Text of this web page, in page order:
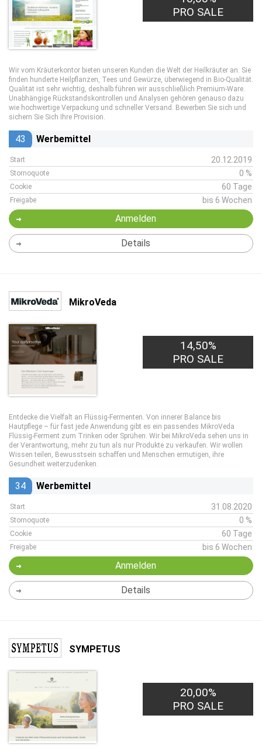
PRO SALE
Wir vom Kräuterkontor bieten unseren Kunden die Welt der Heilkräuter an. Sie
finden hunderte Heilpflanzen, Tees und Gewürze, überwiegend in Bio-Qualität.
Qualität ist sehr wichtig, deshalb führen wir ausschließlich Premium-Ware.
Unabhängige Rückstandskontrollen und Analysen gehören genauso dazu
wie hochwertige Verpackung und schneller Versand. Bewerben Sie sich und
sichern Sie Sich Ihre Provision.
43 Werbemittel
Start 20.12.2019
Stornoquote 0 %
Cookie 60 Tage
Freigabe bis 6 Wochen
Anmelden
Details
MikroVeda
14,50%
PRO SALE
Entdecke die Vielfalt an Flüssig-Fermenten. Von innerer Balance bis
Hautpflege – für fast jede Anwendung gibt es ein passendes MikroVeda
Flüssig-Ferment zum Trinken oder Sprühen. Wir bei MikroVeda sehen uns in
der Verantwortung, mehr zu tun als nur Produkte zu verkaufen. Wir wollen
Wissen teilen, Bewusstsein schaffen und Menschen ermutigen, ihre
Gesundheit weiterzudenken.
34 Werbemittel
Start 31.08.2020
Stornoquote 0 %
Cookie 60 Tage
Freigabe bis 6 Wochen
Anmelden
Details
SYMPETUS
20,00%
PRO SALE